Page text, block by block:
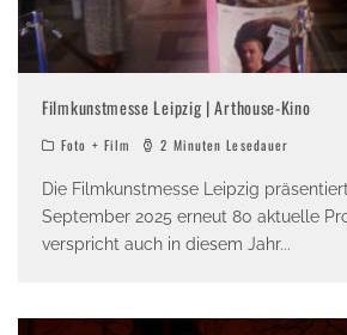
Filmkunstmesse Leipzig | Arthouse-Kino
Foto + Film 2 Minuten Lesedauer
Die Filmkunstmesse Leipzig
September 2025 erneut 80 aktuelle
verspricht auch in diesem Jahr...